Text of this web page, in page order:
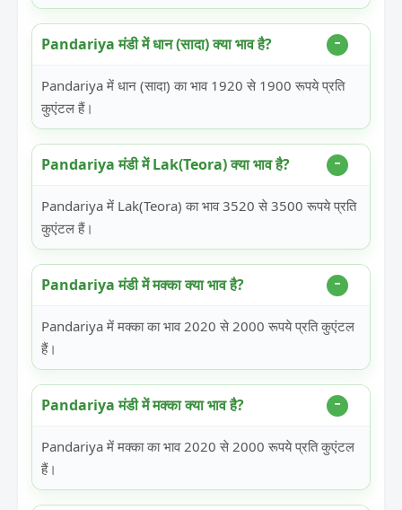
Pandariya मंडी में धान (सादा) क्या भाव है?
Pandariya में धान (सादा) का भाव 1920 से 1900 रूपये प्रति
कुएंटल हैं।
Pandariya मंडी में Lak(Teora) क्या भाव है?
Pandariya में Lak(Teora) का भाव 3520 से 3500 रूपये प्रति
कुएंटल हैं।
Pandariya मंडी में मक्का क्या भाव है?
Pandariya में मक्का का भाव 2020 से 2000 रूपये प्रति कुएंटल
हैं।
Pandariya मंडी में मक्का क्या भाव है?
Pandariya में मक्का का भाव 2020 से 2000 रूपये प्रति कुएंटल
हैं।